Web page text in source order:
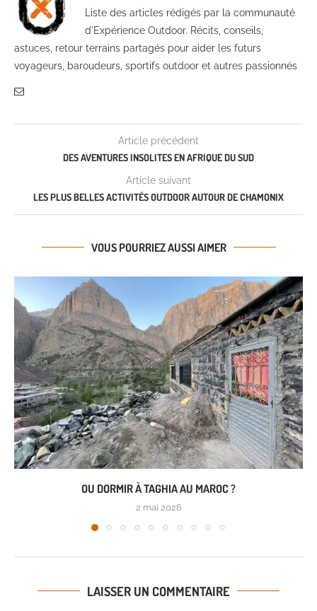
Liste des articles rédigés par la communauté
d'Expérience Outdoor. Récits, conseils,
astuces, retour terrains partagés pour aider les futurs
voyageurs, baroudeurs, sportifs outdoor et autres passionnés
Article précédent
DES AVENTURES INSOLITES EN AFRIQUE DU SUD
Article suivant
LES PLUS BELLES ACTIVITÉS OUTDOOR AUTOUR DE CHAMONIX
VOUS POURRIEZ AUSSI AIMER
OU DORMIR À TAGHIA AU MAROC ?
2 mai 2026
LAISSER UN COMMENTAIRE